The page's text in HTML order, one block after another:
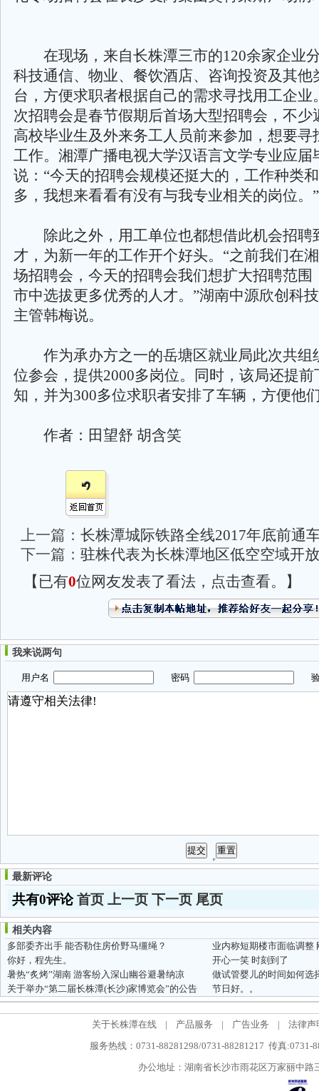
在现场，来自长株潭三市的120余家企业
科技通信、物业、餐饮酒店、咨询投资及其他
台，方便求职者根据自己的需求寻找用工企业
次招聘会是春节假期后首场大型招聘会，不少
高校毕业生及外来务工人员前来参加，想要寻
工作。湘潭广播电视大学汉语言文学专业应届
说：“今天的招聘会规模还挺大的，工作种类
多，我想来看看有没有与我专业相关的岗位。”
除此之外，用工单位也都想借此机会招聘
才，为新一年的工作开个好头。“之前我们在
场招聘会，今天的招聘会我们想扩大招聘范围
市中选拔更多优秀的人才。”湖南中源欣创科
主管韩梅说。
作为承办方之一的岳塘区就业局此次共组
位参会，提供2000多岗位。同时，该局还提
知，并为300多位求职者安排了车辆，方便他
作者：田望舒 胡含笑
上一篇： 长株潭城际铁路全线2017年底前通
下一篇： 驻株代表为长株潭地区低空空域开
【已有0位网友发表了看法，点击查看。】
我来说两句
用户名 密码 验
最新评论
共有0评论首页 上一页 下一页 尾页
相关内容
多部委齐出手 能否勒住房价野马缰绳？
业内称短期楼市面临调整
你好，程先生。
开心一笑 时刻到了
暑热“炙烤”湖南 游客纷入深山幽谷避暑纳凉
做试管婴儿的时间如何选
关于举办“第二届长株潭(长沙)家博览会”的公告
节日好。。
关于长株潭在线 | 产品服务 | 广告业务 |
法律声
服务热线：0731-88281298/0731-88281217 传真:0731-
办公地址：湖南省长沙市雨花区万家丽中